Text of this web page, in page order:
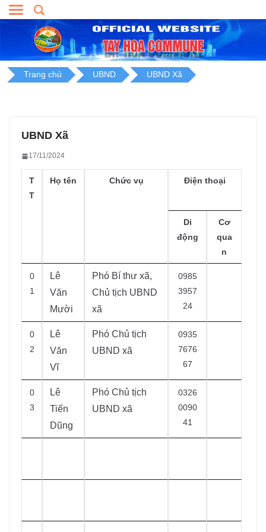
Skip
to
Trang chủ UBND UBND Xã
UBND Xã
17/11/2024
T
T
Họ tên Chức vụ Điện thoại
Di
động
Cơ
qua
n
0
1
Lê
Văn
Mười
Phó Bí thư xã,
Chủ tịch UBND
xã
0985
3957
24
0
2
Lê
Văn
Vĩ
Phó Chủ tịch
UBND xã
0935
7676
67
0
3
Lê
Tiến
Dũng
Phó Chủ tịch
UBND xã
0326
0090
41